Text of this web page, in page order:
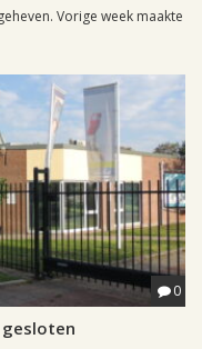
Vorige week maakte
0
gesloten